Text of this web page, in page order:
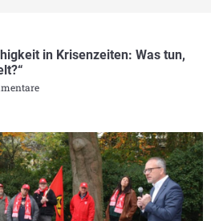
in Krisenzeiten: Was tun,